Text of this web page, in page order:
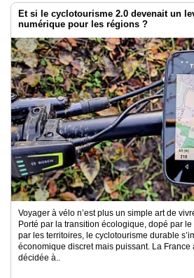
Et si le cyclotourisme 2.0 devenait un
numérique pour les régions ?
Voyager à vélo n’est plus un simple art de
Porté par la transition écologique, dopé par
par les territoires, le cyclotourisme durable
économique discret mais puissant. La France
décidée à..